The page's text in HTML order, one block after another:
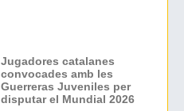
Jugadores catalanes
convocades amb les
Guerreras Juveniles per
disputar el Mundial 2026